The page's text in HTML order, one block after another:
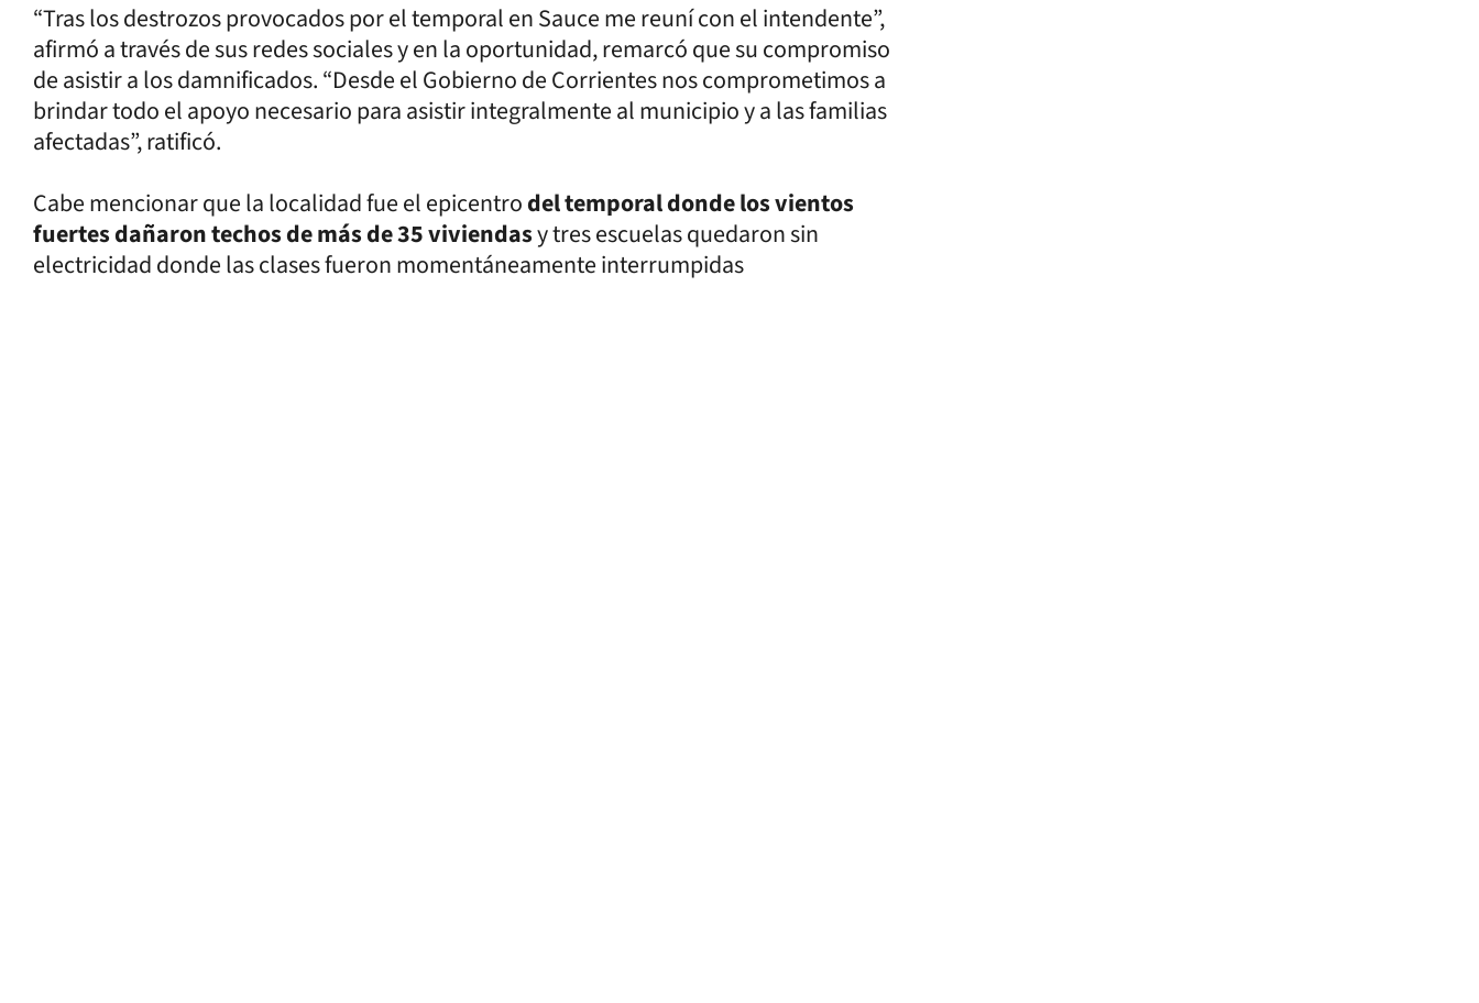
“Tras los destrozos provocados por el temporal en Sauce me reuní con el intendente”,
afirmó a través de sus redes sociales y en la oportunidad, remarcó que su compromiso
de asistir a los damnificados. “Desde el Gobierno de Corrientes nos comprometimos a
brindar todo el apoyo necesario para asistir integralmente al municipio y a las familias
afectadas”, ratificó.
Cabe mencionar que la localidad fue el epicentrodel temporal donde los vientos
fuertes dañaron techos de más de 35 viviendasy tres escuelas quedaron sin
electricidad donde las clases fueron momentáneamente interrumpidas